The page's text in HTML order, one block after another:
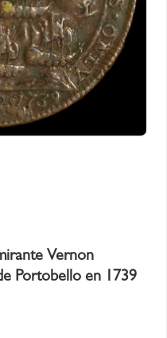
Vernon
Portobello en 1739